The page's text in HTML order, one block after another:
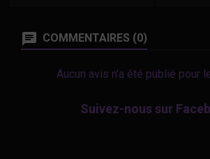
COMMENTAIRES (0)
Aucun avis n'a été publié pour
Suivez-nous sur